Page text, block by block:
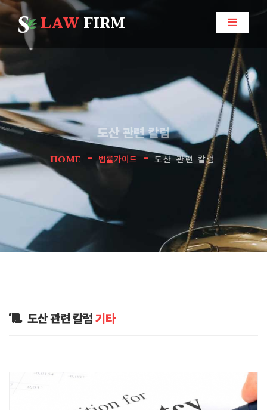
LAWFIRM
도산 관련 칼럼
HOME - 법률가이드 -도산 관련 칼럼
도산 관련 칼럼 기타